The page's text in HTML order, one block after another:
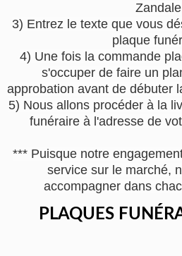
Zandale
3) Entrez le texte que vous
plaque
4) Une fois la commande
s'occuper de faire un
approbation avant de débuter
5) Nous allons procéder à la
funéraire à l'adresse de
*** Puisque notre
service sur le marché,
accompagner dans
PLAQUES